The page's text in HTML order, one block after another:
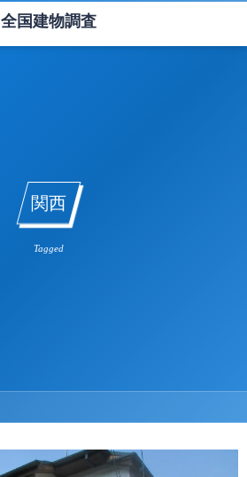
全国建物調査
関西
Tagged